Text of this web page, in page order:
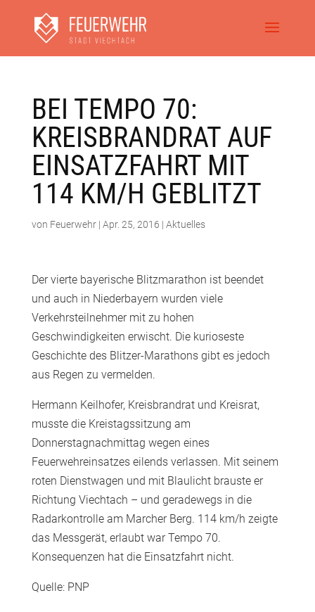
BEI TEMPO 70:
KREISBRANDRAT AUF
EINSATZFAHRT MIT
114 KM/H GEBLITZT
von Feuerwehr| Apr. 25, 2016 | Aktuelles
Der vierte bayerische Blitzmarathon ist beendet
und auch in Niederbayern wurden viele
Verkehrsteilnehmer mit zu hohen
Geschwindigkeiten erwischt. Die kurioseste
Geschichte des Blitzer-Marathons gibt es jedoch
aus Regen zu vermelden.
Hermann Keilhofer, Kreisbrandrat und Kreisrat,
musste die Kreistagssitzung am
Donnerstagnachmittag wegen eines
Feuerwehreinsatzes eilends verlassen. Mit seinem
roten Dienstwagen und mit Blaulicht brauste er
Richtung Viechtach – und geradewegs in die
Radarkontrolle am Marcher Berg. 114 km/h zeigte
das Messgerät, erlaubt war Tempo 70.
Konsequenzen hat die Einsatzfahrt nicht.
Quelle: PNP